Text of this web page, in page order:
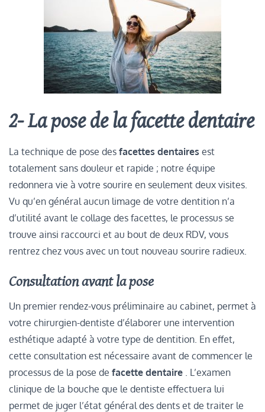
2- La pose de la facette dentaire
La technique de pose des facettes dentaires est
totalement sans douleur et rapide ; notre équipe
redonnera vie à votre sourire en seulement deux visites.
Vu qu’en général aucun limage de votre dentition n’a
d’utilité avant le collage des facettes, le processus se
trouve ainsi raccourci et au bout de deux RDV, vous
rentrez chez vous avec un tout nouveau sourire radieux.
Consultation avant la pose
Un premier rendez-vous préliminaire au cabinet, permet à
votre chirurgien-dentiste d’élaborer une intervention
esthétique adapté à votre type de dentition. En effet,
cette consultation est nécessaire avant de commencer le
processus de la pose de facette dentaire . L’examen
clinique de la bouche que le dentiste effectuera lui
permet de juger l’état général des dents et de traiter le